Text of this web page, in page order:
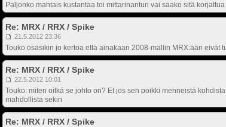
Paljonko mahtais kustantaa toi mittarinanturi vai saako sitä
Re: MRX / RRX / Spike
21.5.2012 23:36
Touko osasikin jo kertoa että ainakaan 2008-mallin MRX:ään eivät
Re: MRX / RRX / Spike
22.5.2012 10:01
Touko: miten oitkä se johto on? Et jos sen poikki menneistä
mahdollista sekin
Re: MRX / RRX / Spike